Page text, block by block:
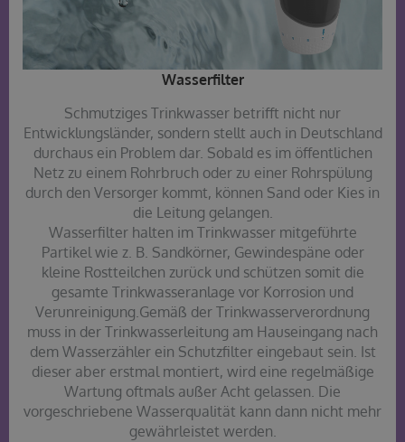
Wasserfilter​
Schmutziges Trinkwasser betrifft nicht nur
Entwicklungsländer, sondern stellt auch in Deutschland
durchaus ein Problem dar. Sobald es im öffentlichen
Netz zu einem Rohrbruch oder zu einer Rohrspülung
durch den Versorger kommt, können Sand oder Kies in
die Leitung gelangen.
Wasserfilter halten im Trinkwasser mitgeführte
Partikel wie z. B. Sandkörner, Gewindespäne oder
kleine Rostteilchen zurück und schützen somit die
gesamte Trinkwasseranlage vor Korrosion und
Verunreinigung.Gemäß der Trinkwasserverordnung
muss in der Trinkwasserleitung am Hauseingang nach
dem Wasserzähler ein Schutzfilter eingebaut sein. Ist
dieser aber erstmal montiert, wird eine regelmäßige
Wartung oftmals außer Acht gelassen. Die
vorgeschriebene Wasserqualität kann dann nicht mehr
gewährleistet werden.